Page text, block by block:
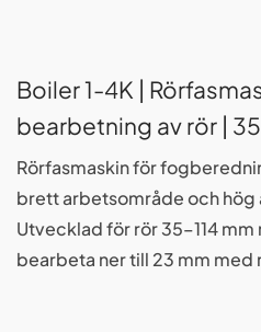
Boiler 1-4K |
bearbetning av rör | 35
Rörfasmaskin för
brett arbetsområde och
Utvecklad för rör 35–114
bearbeta ner till 23 mm med